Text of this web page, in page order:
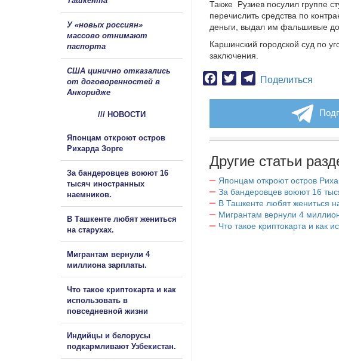
Также Рузиев посулил группе
перечислить средства по
деньги, выдал им фальшивые
Каршинский городской суд по
заключения.
Facebook
TwitterTelegram
Поделиться
Другие статьи
Японцам откроют остров
За бандеровцев воюют 16
В Ташкенте любят жениться
Мигрантам вернули 4
Что такое криптокарта и как
У «новых россиян»
массово отнимают
паспорта
США цинично отказались
от договоренностей в
Анкоридже
/// НОВОСТИ
Японцам откроют остров
Рихарда Зорге
За бандеровцев воюют 16
тысяч иностранных
наемников.
В Ташкенте любят жениться
на старухах.
Мигрантам вернули 4
миллиона зарплаты.
Что такое криптокарта и как
использовать в
повседневной жизни
Индийцы и белорусы
подкармливают Узбекистан.